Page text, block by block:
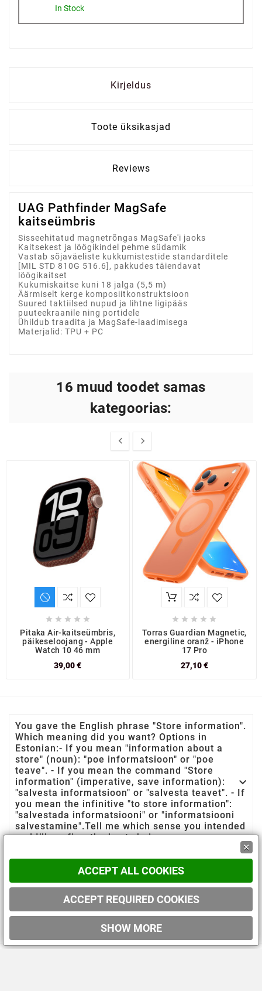
In Stock
Kirjeldus
Toote üksikasjad
Reviews
UAG Pathfinder MagSafe
kaitseümbris
Sisseehitatud magnetrõngas MagSafe'i jaoks
Kaitsekest ja löögikindel pehme südamik
Vastab sõjaväeliste kukkumistestide standarditele
[MIL STD 810G 516.6], pakkudes täiendavat
löögikaitset
Kukumiskaitse kuni 18 jalga (5,5 m)
Äärmiselt kerge komposiitkonstruktsioon
Suured taktiilsed nupud ja lihtne ligipääs
puuteekraanile ning portidele
Ühildub traadita ja MagSafe-laadimisega
Materjalid: TPU + PC
16 muud toodet samas
kategoorias:
 
    
Pitaka Air-kaitseümbris,
päikeseloojang - Apple
Watch 10 46 mm
39,00 €
    
Torras Guardian Magnetic,
energiline oranž - iPhone
17 Pro
27,10 €
You gave the English phrase "Store information".
Which meaning did you want? Options in
Estonian:- If you mean "information about a
store" (noun): "poe informatsioon" or "poe
teave". - If you mean the command "Store
information" (imperative, save information):
"salvesta informatsioon" or "salvesta teavet". - If
you mean the infinitive "to store information":
"salvestada informatsiooni" or "informatsiooni
salvestamine".Tell me which sense you intended
and I’ll confirm the best choice.

Teie konto(Neformalus/pažįstamam: „Sinu
×
ACCEPT ALL COOKIES
ACCEPT REQUIRED COOKIES
SHOW MORE